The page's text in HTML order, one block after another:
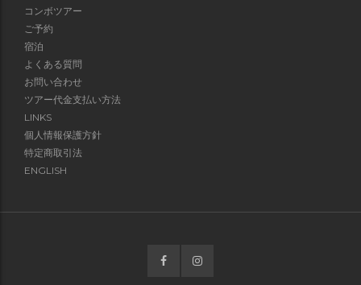
コンボツアー
ご予約
宿泊
よくある質問
お問い合わせ
ツアー代金支払い方法
LINKS
個人情報保護方針
特定商取引法
ENGLISH